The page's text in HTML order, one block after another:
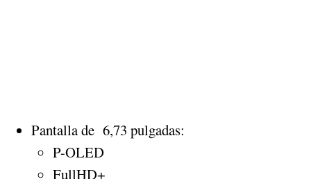
Pantalla de 6,73 pulgadas:
P-OLED
FullHD+